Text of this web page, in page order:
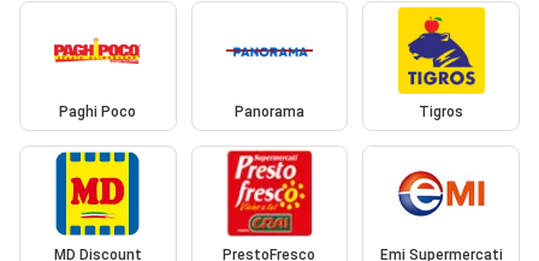
Paghi Poco Panorama Tigros
MD Discount PrestoFresco Emi Supermercati